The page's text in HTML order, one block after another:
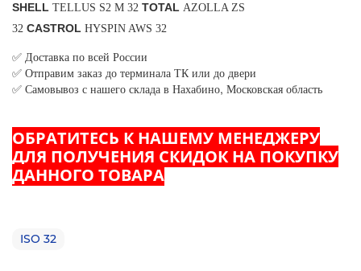
SHELL TELLUS S2 M 32 TOTAL AZOLLA ZS
32 CASTROL HYSPIN AWS 32
✅ Доставка по всей России
✅ Отправим заказ до терминала ТК или до двери
✅ Самовывоз с нашего склада в Нахабино, Московская область
ОБРАТИТЕСЬ К НАШЕМУ МЕНЕДЖЕРУ
ДЛЯ ПОЛУЧЕНИЯ СКИДОК НА ПОКУПКУ
ДАННОГО ТОВАРА
ISO 32